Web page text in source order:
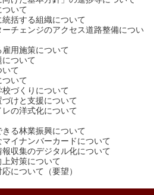
いて
統括する組織について
ーチェンジのアクセス道路整備につい
用施策について
ついて
いて
ついて
づくりについて
づけと支援について
レの洋式化について
る林業振興について
イナンバーカードについて
収集のデジタル化について
対策について
について（要望）